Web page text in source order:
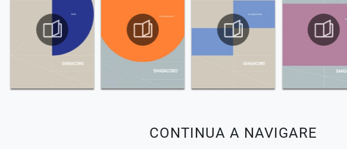
CONTINUA A NAVIGARE